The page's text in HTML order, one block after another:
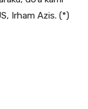
Irham Azis. (*)